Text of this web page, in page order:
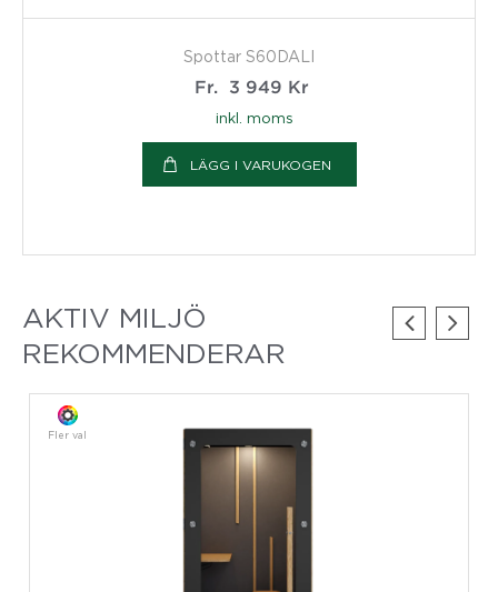
Spottar S60DALI
Fr.
3 949 Kr
inkl. moms
LÄGG I VARUKOGEN
AKTIV MILJÖ
REKOMMENDERAR
Fler val